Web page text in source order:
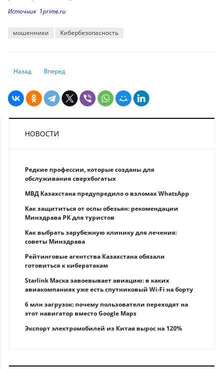
Источник 1prime.ru
мошенники Кибербезопасность
Предыдущий: Искусственный интеллект в банках: что это дает
Назад Следующий: Компьютерное зрение для банков:
Вперед
НОВОСТИ
Редкие профессии, которые созданы для
обслуживания сверхбогатых
МВД Казахстана предупредило о взломах WhatsApp
Как защититься от оспы обезьян: рекомендации
Минздрава РК для туристов
Как выбрать зарубежную клинику для лечения:
советы Минздрава
Рейтинговые агентства Казахстана обязали
готовиться к кибератакам
Starlink Маска завоевывает авиацию: в каких
авиакомпаниях уже есть спутниковый Wi-Fi на борту
6 млн загрузок: почему пользователи переходят на
этот навигатор вместо Google Maps
Экспорт электромобилей из Китая вырос на 120%